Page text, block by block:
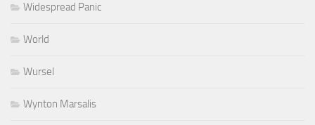
Widespread Panic
World
Wursel
Wynton Marsalis